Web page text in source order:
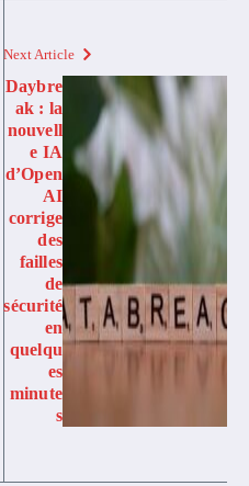
Next Article
Daybre
ak : la
nouvell
e IA
d’Open
AI
corrige
des
failles
de
sécurité
en
quelqu
es
minute
s